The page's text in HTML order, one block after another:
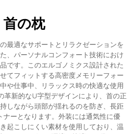
首の枕
最適なサポートとリラクゼーションを
、パーソナルコンフォート技術におけ
です。このエルゴノミクス設計された
てフィットする高密度メモリーフォー
や仕事中、リラックス時の快適な使用
革新的なU字型デザインにより、首の正
しながら頭部が揺れるのを防ぎ、長距
ナーとなります。外装には通気性に優
起こしにくい素材を使用しており、温